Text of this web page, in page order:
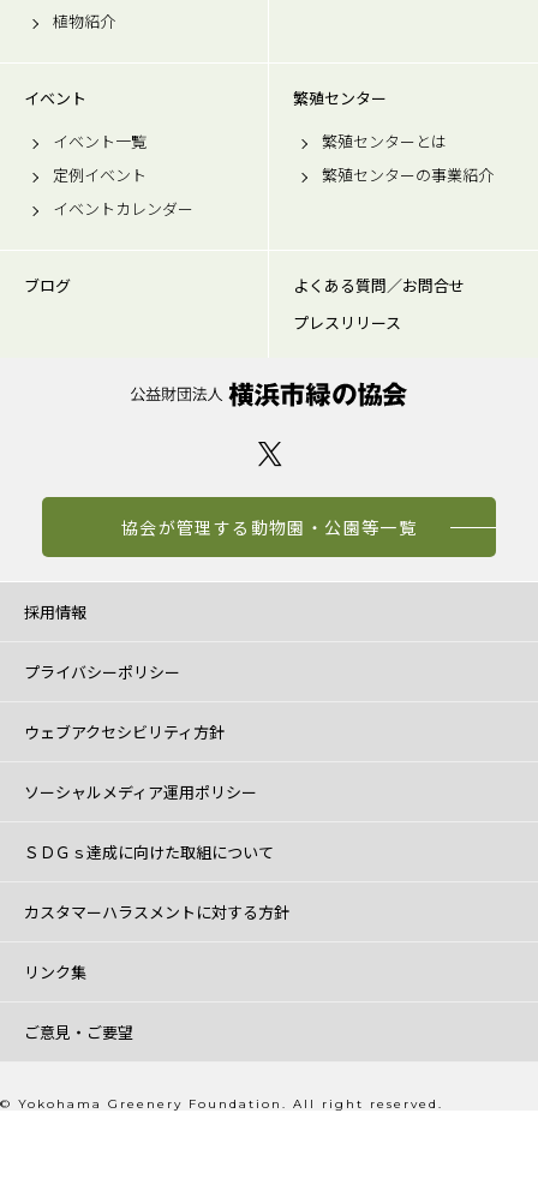
植物紹介
イベント
イベント一覧
定例イベント
イベントカレンダー
繁殖センター
繁殖センターとは
繁殖センターの事業紹介
ブログ
よくある質問／お問合せ
プレスリリース
協会が管理する動物園・公園等一覧
採用情報
プライバシーポリシー
ウェブアクセシビリティ方針
ソーシャルメディア運用ポリシー
ＳＤＧｓ達成に向けた取組について
カスタマーハラスメントに対する方針
リンク集
ご意見・ご要望
© Yokohama Greenery Foundation. All right reserved.